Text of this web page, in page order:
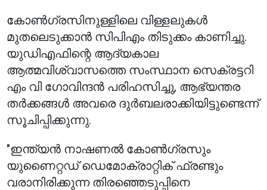
കോൺഗ്രസിനുള്ളിലെ വിള്ളലുകൾ
മുതലെടുക്കാൻ സിപിഎം തിടുക്കം കാണിച്ചു.
യുഡിഎഫിന്റെ ആദ്യകാല
ആത്മവിശ്വാസത്തെ സംസ്ഥാന സെക്രട്ടറി
എം വി ഗോവിന്ദൻ പരിഹസിച്ചു, ആഭ്യന്തര
തർക്കങ്ങൾ അവരെ ദുർബലരാക്കിയിട്ടുണ്ടെന്ന്
സൂചിപ്പിക്കുന്നു.
"ഇന്ത്യൻ നാഷണൽ കോൺഗ്രസും
യുണൈറ്റഡ് ഡെമോക്രാറ്റിക് ഫ്രണ്ടും
വരാനിരിക്കുന്ന തിരഞ്ഞെടുപ്പിനെ